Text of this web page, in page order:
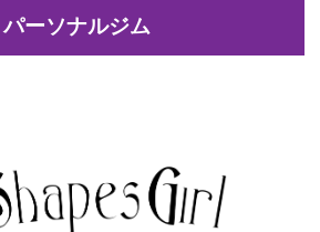
パーソナルジム